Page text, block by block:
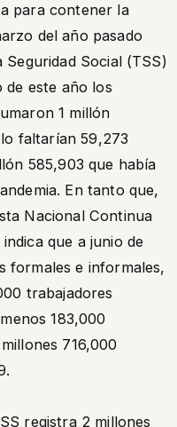
para contener la
del año pasado
Social (TSS)
de este año los
1 millón
faltarían 59,273
585,903 que había
En tanto que,
Nacional Continua
que a junio de
formales e informales,
trabajadores
183,000
716,000
registra 2 millones